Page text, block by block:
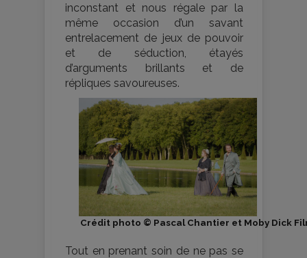
inconstant et nous régale par la
même occasion d’un savant
entrelacement de jeux de pouvoir
et de séduction, étayés
d’arguments brillants et de
répliques savoureuses.
Crédit photo © Pascal Chantier et Moby Dick
Tout en prenant soin de ne pas se